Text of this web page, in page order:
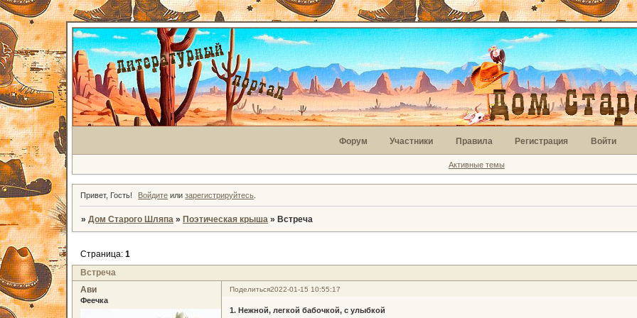
Форум Участники Правила Регистрация Войти
Активные темы
Привет, Гость! Войдите илизарегистрируйтесь
» Дом Старого Шляпа » Поэтическая крыша » Встреча
Встреча
Страница: 1
Поделиться2022-01-15 10:55:17
Ави
Феечка
1. Нежной, легкой бабочкой, с улыбкой